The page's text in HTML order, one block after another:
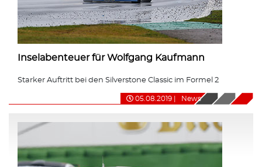
Inselabenteuer für Wolfgang Kaufmann
Starker Auftritt bei den Silverstone Classic im Formel 2
05.08.2019 News